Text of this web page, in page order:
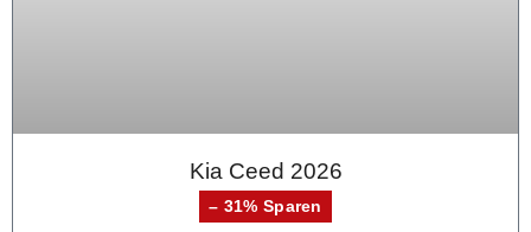
Kia Ceed 2026
– 31% Sparen